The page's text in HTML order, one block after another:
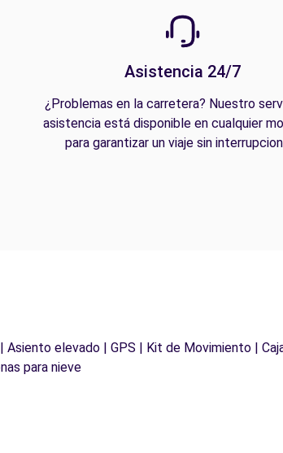
Asistencia 24/7
¿Problemas en la carretera? Nuestro
asistencia está disponible en cualquier
para garantizar un viaje sin
elevado | GPS | Kit de Movimiento |
para nieve